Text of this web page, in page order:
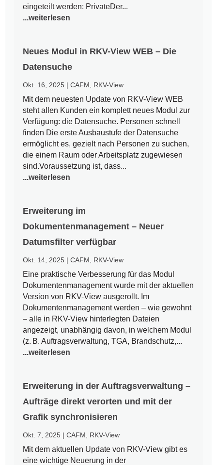
eingeteilt werden: PrivateDer...
...weiterlesen
Neues Modul in RKV-View WEB – Die
Datensuche
Okt. 16, 2025 |CAFM RKV-View
Mit dem neuesten Update von RKV-View WEB
steht allen Kunden ein komplett neues Modul zur
Verfügung: die Datensuche. Personen schnell
finden Die erste Ausbaustufe der Datensuche
ermöglicht es, gezielt nach Personen zu suchen,
die einem Raum oder Arbeitsplatz zugewiesen
sind.Voraussetzung ist, dass...
...weiterlesen
Erweiterung im
Dokumentenmanagement – Neuer
Datumsfilter verfügbar
Okt. 14, 2025 |CAFM RKV-View
Eine praktische Verbesserung für das Modul
Dokumentenmanagement wurde mit der aktuellen
Version von RKV-View ausgerollt. Im
Dokumentenmanagement werden – wie gewohnt
– alle in RKV-View hinterlegten Dateien
angezeigt, unabhängig davon, in welchem Modul
(z. B. Auftragsverwaltung, TGA, Brandschutz,...
...weiterlesen
Erweiterung in der Auftragsverwaltung –
Aufträge direkt verorten und mit der
Grafik synchronisieren
Okt. 7, 2025 |CAFM RKV-View
Mit dem aktuellen Update von RKV-View gibt es
eine wichtige Neuerung in der